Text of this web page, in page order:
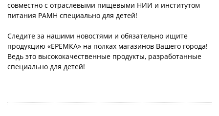
совместно с отраслевыми пищевыми НИИ и институтом
питания РАМН специально для детей!
Следите за нашими новостями и обязательно ищите
продукцию «ЕРЕМКА» на полках магазинов Вашего города!
Ведь это высококачественные продукты, разработанные
специально для детей!